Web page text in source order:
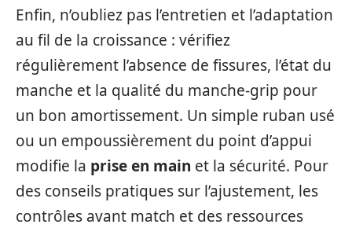
Enfin, n’oubliez pas l’entretien et l’adaptation
au fil de la croissance : vérifiez
régulièrement l’absence de fissures, l’état du
manche et la qualité du manche-grip pour
un bon amortissement. Un simple ruban usé
ou un empoussièrement du point d’appui
modifie la prise en main et la sécurité. Pour
des conseils pratiques sur l’ajustement, les
contrôles avant match et des ressources